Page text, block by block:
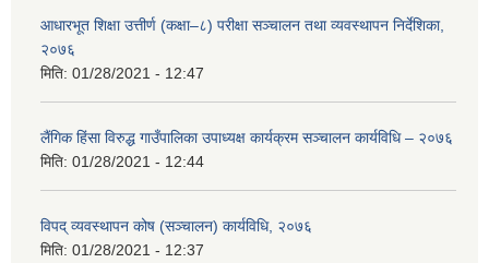
आधारभूत शिक्षा उत्तीर्ण (कक्षा–८) परीक्षा सञ्चालन तथा व्यवस्थापन निर्देशिका,
२०७६
मिति: 01/28/2021 - 12:47
लैंगिक हिंसा विरुद्ध गाउँपालिका उपाध्यक्ष कार्यक्रम सञ्चालन कार्यविधि – २०७६
मिति: 01/28/2021 - 12:44
विपद् व्यवस्थापन कोष (सञ्चालन) कार्यविधि, २०७६
मिति: 01/28/2021 - 12:37